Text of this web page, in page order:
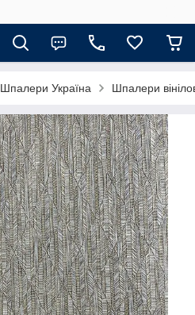
Шпалери Україна Шпалери